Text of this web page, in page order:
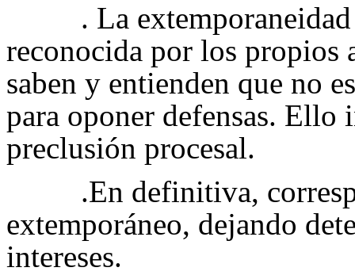
. La
reconocida por los propios
saben y entienden que no
para oponer defensas.
preclusión procesal.
.En definitiva,
extemporáneo, dejando
intereses.